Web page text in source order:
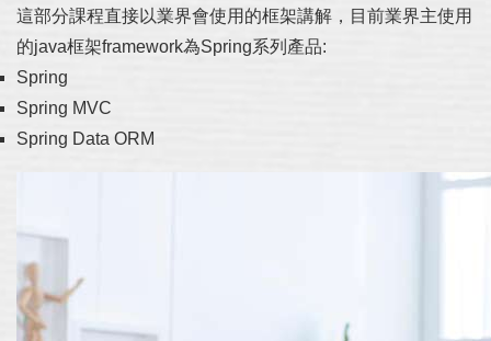
這部分課程直接以業界會使用的框架講解，目前業界主使用
的java框架framework為Spring系列產品:
Spring
Spring MVC
Spring Data ORM